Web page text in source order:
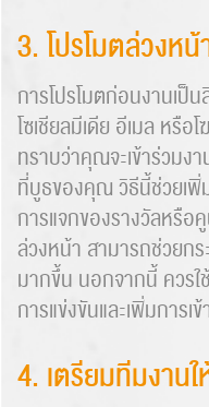
3. โปรโมตล่วงห
การโปรโมตก่อนงานเป็
โซเชียลมีเดีย อีเมล หรื
ทราบว่าคุณจะเข้าร่วมง
ที่บูธของคุณ วิธีนี้ช่วยเพิ่
การแจกของรางวัลหรือ
ล่วงหน้า สามารถช่วยก
มากขึ้น นอกจากนี้ ควรใ
การแข่งขันและเพิ่มการเ
4. เตรียมทีมงาน